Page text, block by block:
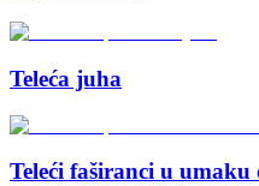
Teleća juha
Teleći faširanci u umaku